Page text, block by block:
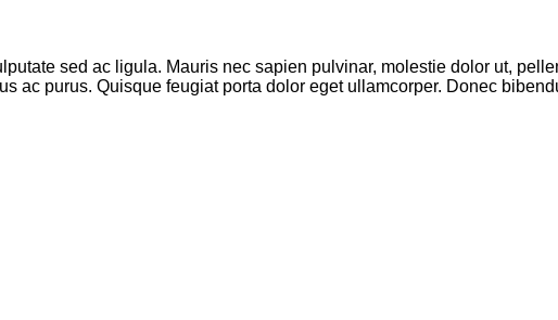
sed ac ligula. Mauris nec sapien pulvinar, molestie dolor ut,
ac purus. Quisque feugiat porta dolor eget ullamcorper. Donec